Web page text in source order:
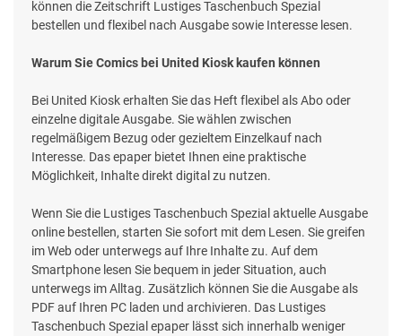
können die Zeitschrift Lustiges Taschenbuch Spezial
bestellen und flexibel nach Ausgabe sowie Interesse lesen.
Warum Sie Comics bei United Kiosk kaufen können
Bei United Kiosk erhalten Sie das Heft flexibel als Abo oder
einzelne digitale Ausgabe. Sie wählen zwischen
regelmäßigem Bezug oder gezieltem Einzelkauf nach
Interesse. Das epaper bietet Ihnen eine praktische
Möglichkeit, Inhalte direkt digital zu nutzen.
Wenn Sie die Lustiges Taschenbuch Spezial aktuelle Ausgabe
online bestellen, starten Sie sofort mit dem Lesen. Sie greifen
im Web oder unterwegs auf Ihre Inhalte zu. Auf dem
Smartphone lesen Sie bequem in jeder Situation, auch
unterwegs im Alltag. Zusätzlich können Sie die Ausgabe als
PDF auf Ihren PC laden und archivieren. Das Lustiges
Taschenbuch Spezial epaper lässt sich innerhalb weniger